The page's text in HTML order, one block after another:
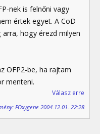
nek is felnőni vagy
értek egyet. A CoD
hogy érezd milyen
OFP2-be, ha rajtam
menteni.
Válasz erre
FOxygene 2004.12.01. 22:28